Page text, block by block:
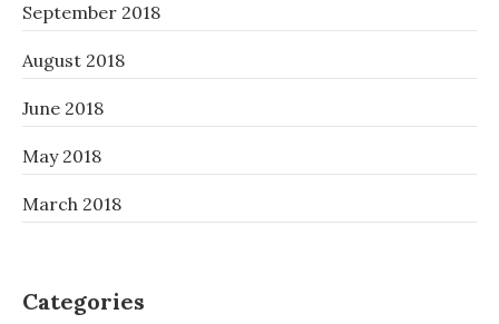
September 2018
August 2018
June 2018
May 2018
March 2018
Categories